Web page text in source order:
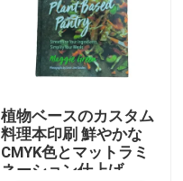
植物ベースのカスタム
料理本印刷 鮮やかな
CMYK色とマットラミ
ネーション仕上げ